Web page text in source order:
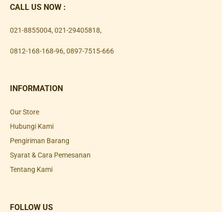
CALL US NOW :
021-8855004, 021-29405818,
0812-168-168-96, 0897-7515-666
INFORMATION
Our Store
Hubungi Kami
Pengiriman Barang
Syarat & Cara Pemesanan
Tentang Kami
FOLLOW US